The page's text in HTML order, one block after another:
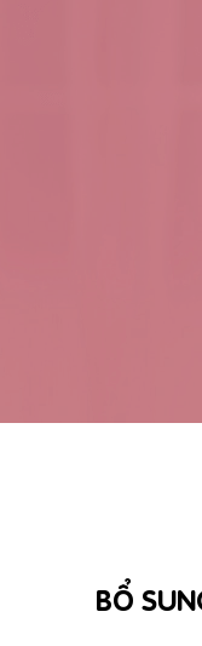
BỔ